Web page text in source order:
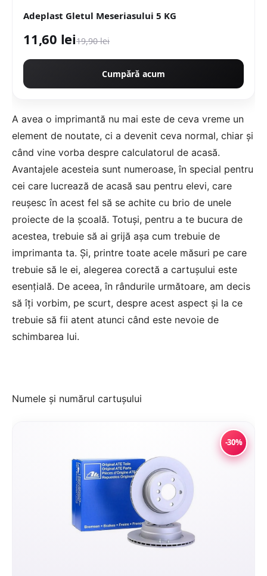
Adeplast Gletul Meseriasului 5 KG
11,60 lei19,90 lei
Cumpără acum
A avea o imprimantă nu mai este de ceva vreme un
element de noutate, ci a devenit ceva normal, chiar și
când vine vorba despre calculatorul de acasă.
Avantajele acesteia sunt numeroase, în special pentru
cei care lucrează de acasă sau pentru elevi, care
reușesc în acest fel să se achite cu brio de unele
proiecte de la școală. Totuși, pentru a te bucura de
acestea, trebuie să ai grijă așa cum trebuie de
imprimanta ta. Și, printre toate acele măsuri pe care
trebuie să le ei, alegerea corectă a cartușului este
esențială. De aceea, în rândurile următoare, am decis
să îți vorbim, pe scurt, despre acest aspect și la ce
trebuie să fii atent atunci când este nevoie de
schimbarea lui.
Numele și numărul cartușului
-30%